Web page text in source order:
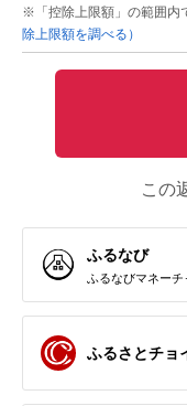
※「控除上限額」の範囲内
除上限額を調べる）
この
ふるなび
ふるなびマネーチ
ふるさとチョ